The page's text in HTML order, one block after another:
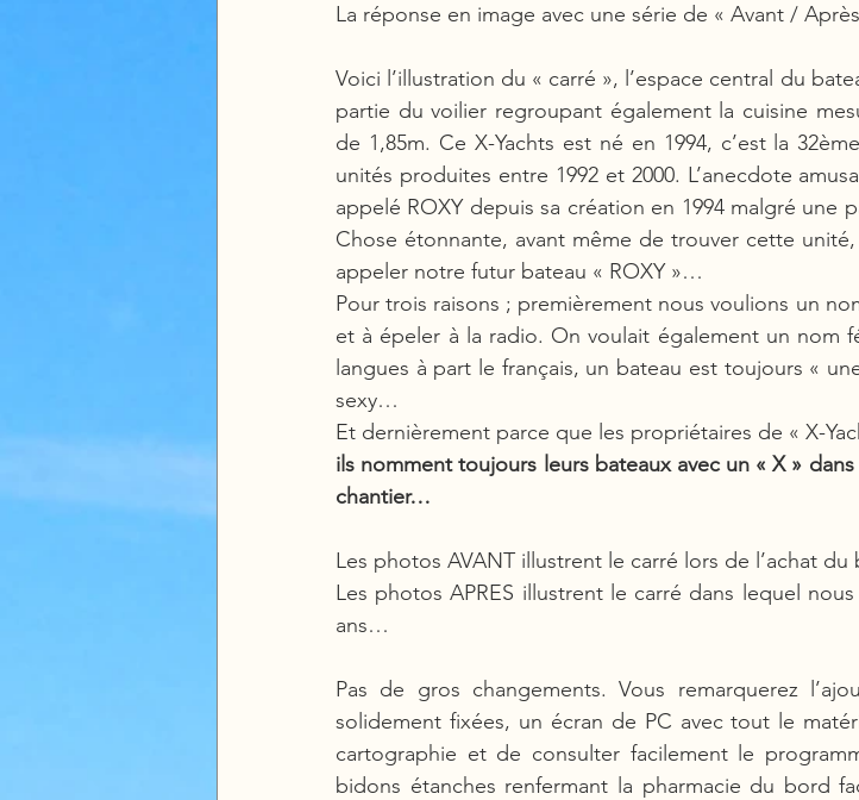
La réponse en image avec une série de « Avant /
Voici l’illustration du « carré », l’espace central du
partie du voilier regroupant également la cuisine
de 1,85m. Ce X-Yachts est né en 1994, c’est la
unités produites entre 1992 et 2000. L’anecdote
appelé ROXY depuis sa création en 1994 malgré une
Chose étonnante, avant même de trouver cette
appeler notre futur bateau « ROXY »…
Pour trois raisons ; premièrement nous voulions un
et à épeler à la radio. On voulait également un nom
langues à part le français, un bateau est toujours «
sexy…
Et dernièrement parce que les propriétaires de « X-
ils nomment toujours leurs bateaux avec un « X »
chantier…
Les photos AVANT illustrent le carré lors de l’achat du
Les photos APRES illustrent le carré dans lequel
ans…
Pas de gros changements. Vous remarquerez
solidement fixées, un écran de PC avec tout le
cartographie et de consulter facilement le
bidons étanches renfermant la pharmacie du bord